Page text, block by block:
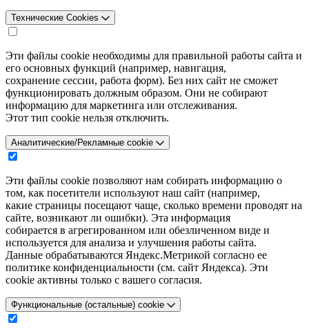
Технические Cookies
Эти файлы cookie необходимы для правильной работы сайта и
его основных функций (например, навигация,
сохранение сессии, работа форм). Без них сайт не сможет
функционировать должным образом. Они не собирают
информацию для маркетинга или отслеживания.
Этот тип cookie нельзя отключить.
Аналитические/Рекламные cookie
Эти файлы cookie позволяют нам собирать информацию о
том, как посетители используют наш сайт (например,
какие страницы посещают чаще, сколько времени проводят на
сайте, возникают ли ошибки). Эта информация
собирается в агрегированном или обезличенном виде и
используется для анализа и улучшения работы сайта.
Данные обрабатываются Яндекс.Метрикой согласно ее
политике конфиденциальности (см. сайт Яндекса). Эти
cookie активны только с вашего согласия.
Функциональные (остальные) cookie